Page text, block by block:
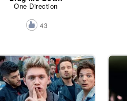
One Direction
43